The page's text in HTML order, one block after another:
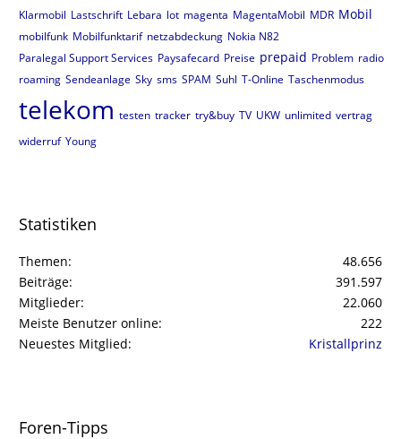
Klarmobil Lastschrift Lebara lot magenta MagentaMobil MDR Mobil
mobilfunk Mobilfunktarif netzabdeckung Nokia N82
Paralegal Support Services Paysafecard Preise prepaid Problem radio
roaming Sendeanlage Sky sms SPAM Suhl T-Online Taschenmodus
telekom testen tracker try&buy TV UKW unlimited vertrag
widerruf Young
Statistiken
Themen
48.656
Beiträge
391.597
Mitglieder
22.060
Meiste Benutzer online
222
Neuestes Mitglied
Kristallprinz
Foren-Tipps